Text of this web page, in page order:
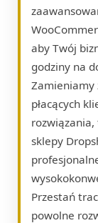
aby Twój
godziny na
Zamieniamy
płacących
sklepy
Przestań
powolne